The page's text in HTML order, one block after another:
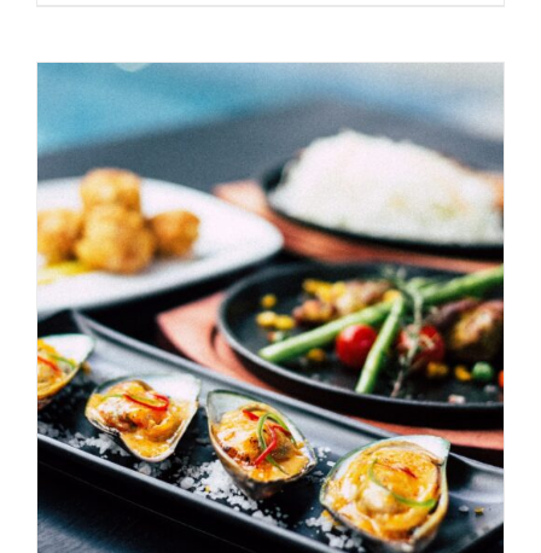
AGGIUNGI AL CARRELLO / DETAILS